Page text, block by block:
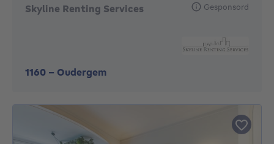
Skyline Renting Services
1160 - Oudergem
Gesponsord